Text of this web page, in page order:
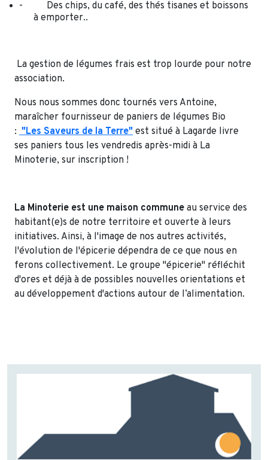
- Des chips, du café, des thés tisanes et boissons
à emporter..
La gestion de légumes frais est trop lourde pour notre
association.
Nous nous sommes donc tournés vers Antoine,
maraîcher fournisseur de paniers de légumes Bio
: "Les Saveurs de la Terre" est situé à Lagarde livre
ses paniers tous les vendredis après-midi à La
Minoterie, sur inscription !
La Minoterie est une maison commune au service des
habitant(e)s de notre territoire et ouverte à leurs
initiatives. Ainsi, à l'image de nos autres activités,
l'évolution de l'épicerie dépendra de ce que nous en
ferons collectivement. Le groupe "épicerie" réfléchit
d'ores et déjà à de possibles nouvelles orientations et
au développement d'actions autour de l’alimentation.